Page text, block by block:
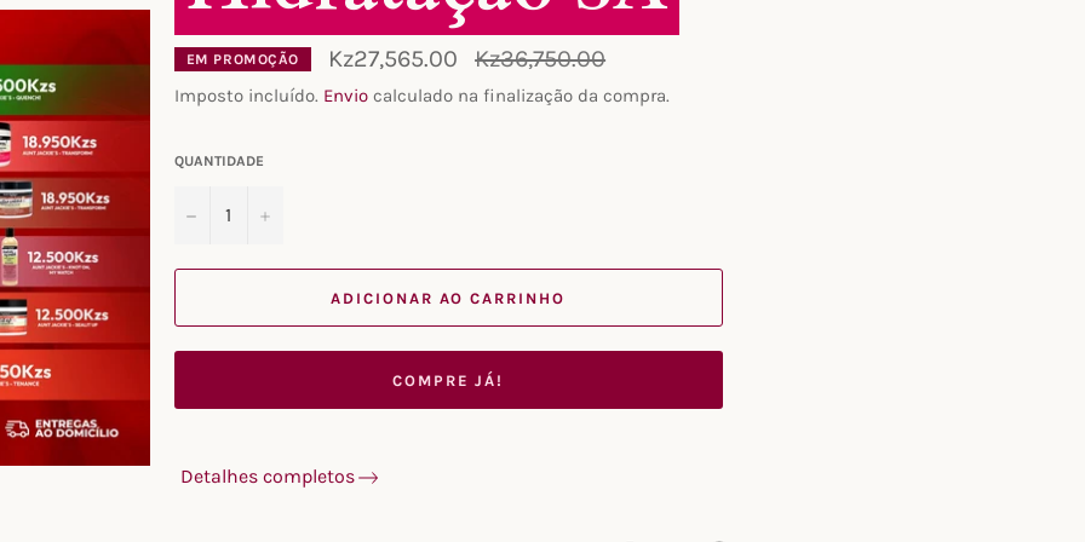
EM PROMOÇÃO Kz27,565.00
Preço
normal
Kz36,750.00
Imposto incluído. Enviocalculado na finalização da compra.
QUANTIDADE
− +
ADICIONAR AO CARRINHO
COMPRE JÁ!
Detalhes completos